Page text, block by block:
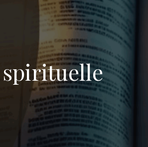
spirituelle